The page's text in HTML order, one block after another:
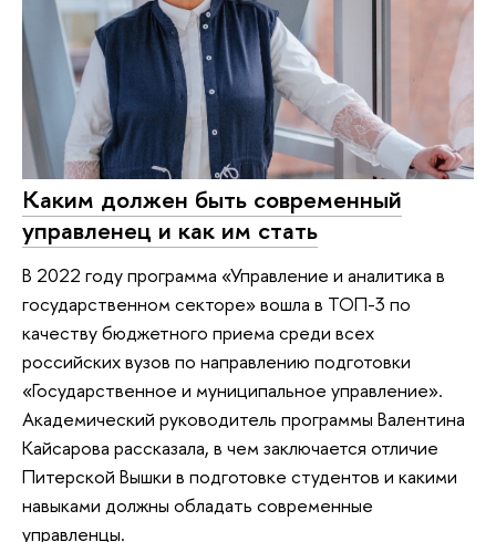
Каким должен быть современный
управленец и как им стать
В 2022 году программа «Управление и аналитика в
государственном секторе» вошла в ТОП-3 по
качеству бюджетного приема среди всех
российских вузов по направлению подготовки
«Государственное и муниципальное управление».
Академический руководитель программы Валентина
Кайсарова рассказала, в чем заключается отличие
Питерской Вышки в подготовке студентов и какими
навыками должны обладать современные
управленцы.